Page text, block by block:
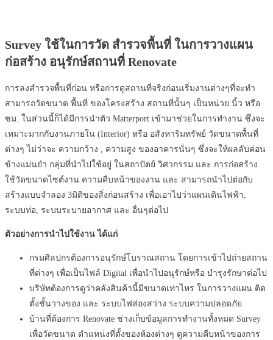
Survey ใช้ในการวัด สำรวจพื้นที่ ในการวางแผน
ก่อสร้าง อนุรักษ์สถานที่ Renovate
การลงสำรวจพื้นที่ก่อน หรือการดูสถานที่จริงก่อนเริ่มงานต่างๆที่จะทำ
สามารถวัดขนาด พื้นที่ ของโครงสร้าง สถานที่นั้นๆ เป็นหน่วย นิ้ว หรือ
ซม. ในส่วนนี้ก็ได้มีการนำตัว Matterport เข้ามาช่วยในการทำงาน ซึ่งจะ
เหมาะมากกับงานภายใน (Interior) หรือ อสังหาริมทรัพย์ วัดขนาดพื้นที่
ต่างๆ ไม่ว่าจะ ความกว้าง , ความสูง ของอาคารนั่นๆ ซึ่งจะให้ผลลับค่อน
ข้างแม่นยำ กลุ่มที่นำไปใช้อยู่ ในสถาปัตย์ วิศวกรรม และ การก่อสร้าง
ใช้วัดขนาดไซต์งาน ความคืบหน้าของงาน และ สามารถนำไปต่อกับ
สร้างแบบจำลอง 3มิติของสิ่งก่อนสร้าง เพื่อเอาไปว่าแผนเดินไฟฟ้า,
ระบบท่อ, ระบบระบายอากาศ และ อื่นๆต่อไป
ตัวอย่างการนำไปใช้งาน ได้แก่
กรมศิลปกรต้องการอนุรักษ์โบราณสถาน โดยการเข้าไปถ่ายสถาน
ที่ต่างๆ เพื่อเป็นไฟล์ Digital เพื่อนำไปอนุรักษ์หรือ บำรุงรักษาต่อไป
บริษัทต้องการดูว่าคลังสินค้านี้มีขนาดเท่าไหร ในการวางแผน ติด
ตั้งชั้นวางของ และ ระบบไฟส่องสว่าง ระบบความปลอดภัย
บ้านที่ต้องการ Renovate ช่างเก็บข้อมูลการทำงานทั้งหมด Survey
เพื่อวัดขนาด ตำแหน่งที่ตั้งของห้องต่างๆ ดูความคืบหน้าของการ